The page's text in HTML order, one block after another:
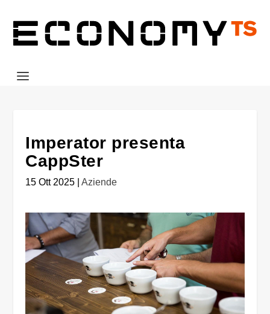
Imperator presenta
CappSter
15 Ott 2025 |Aziende